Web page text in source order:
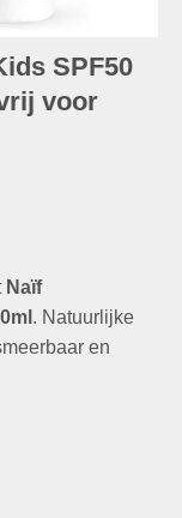
SPF50
voor
Naïf
. Natuurlijke
en